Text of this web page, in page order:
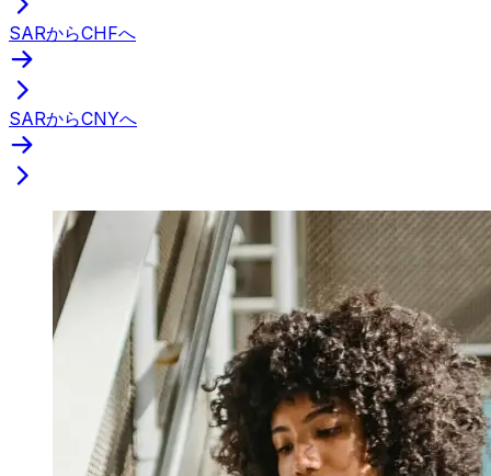
SARからCHFへ
SARからCNYへ